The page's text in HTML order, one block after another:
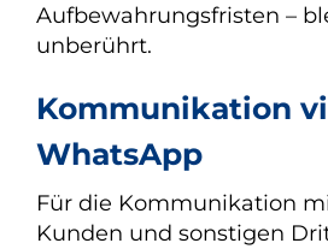
Aufbewahrungsfristen –
unberührt.
Kommunikation
WhatsApp
Für die Kommunikation
Kunden und sonstigen